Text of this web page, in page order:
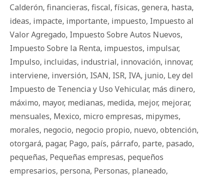
Calderón, financieras, fiscal, físicas, genera, hasta,
ideas, impacte, importante, impuesto, Impuesto al
Valor Agregado, Impuesto Sobre Autos Nuevos,
Impuesto Sobre la Renta, impuestos, impulsar,
Impulso, incluidas, industrial, innovación, innovar,
interviene, inversión, ISAN, ISR, IVA, junio, Ley del
Impuesto de Tenencia y Uso Vehicular, más dinero,
máximo, mayor, medianas, medida, mejor, mejorar,
mensuales, Mexico, micro empresas, mipymes,
morales, negocio, negocio propio, nuevo, obtención,
otorgará, pagar, Pago, país, párrafo, parte, pasado,
pequeñas, Pequeñas empresas, pequeños
empresarios, persona, Personas, planeado,